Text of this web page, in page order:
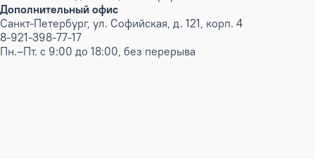
Дополнительный офис
Санкт-Петербург, ул. Софийская, д. 121, корп. 4
8-921-398-77-17
Пн.–Пт. с 9:00 до 18:00, без перерыва